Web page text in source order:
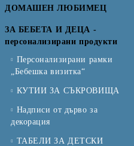
ДОМАШЕН ЛЮБИМЕЦ
ЗА БЕБЕТА И ДЕЦА -
персонализирани продукти
Персонализирани рамки
„Бебешка визитка“
КУТИИ ЗА СЪКРОВИЩА
Надписи от дърво за
декорация
ТАБЕЛИ ЗА ДЕТСКИ